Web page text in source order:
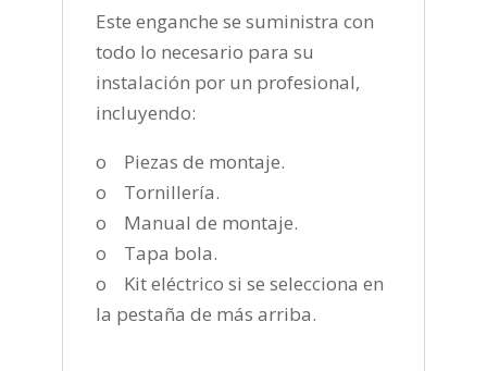
Este enganche se suministra con
todo lo necesario para su
instalación por un profesional,
incluyendo:
o Piezas de montaje.
o Tornillería.
o Manual de montaje.
o Tapa bola.
o Kit eléctrico si se selecciona en
la pestaña de más arriba.